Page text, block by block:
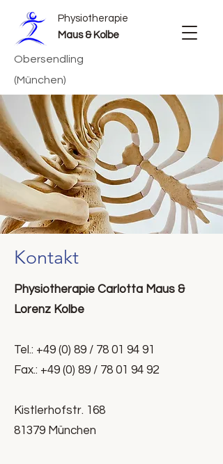
Physiotherapie
Maus & Kolbe
Obersendling
(München)
Kontakt
Physiotherapie Carlotta Maus &
Lorenz Kolbe
Tel.: +49 (0) 89 / 78 01 94 91
Fax.: +49 (0) 89 / 78 01 94 92
Kistlerhofstr. 168
81379 München